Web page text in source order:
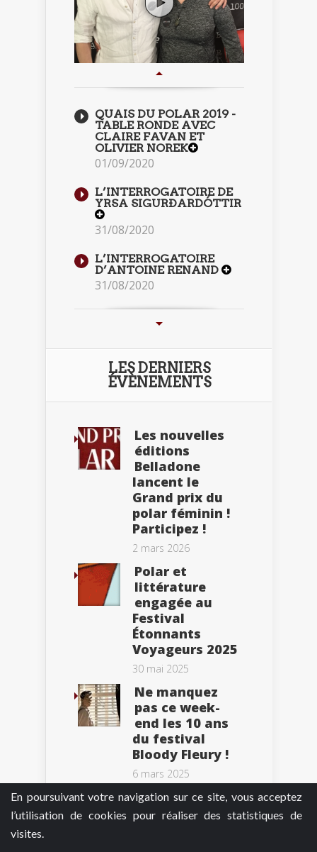
En poursuivant votre navigation sur ce site, vous acceptez
l’utilisation de cookies pour réaliser des statistiques de
visites.
QUAIS DU POLAR 2019 -
TABLE RONDE AVEC
CLAIRE FAVAN ET
OLIVIER NOREK
01/09/2020
L’INTERROGATOIRE DE
YRSA SIGURÐARDÓTTIR
31/08/2020
L’INTERROGATOIRE
D’ANTOINE RENAND
31/08/2020
LES DERNIERS
ÉVÈNEMENTS
Les nouvelles
éditions
Belladone
lancent le
Grand prix du
polar féminin !
Participez !
2 mars 2026
Polar et
littérature
engagée au
Festival
Étonnants
Voyageurs 2025
30 mai 2025
Ne manquez
pas ce week-
end les 10 ans
du festival
Bloody Fleury !
6 mars 2025